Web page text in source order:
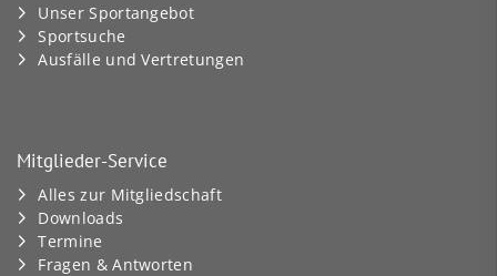
Unser Sportangebot
Sportsuche
Ausfälle und Vertretungen
Mitglieder-Service
Alles zur Mitgliedschaft
Downloads
Termine
Fragen & Antworten